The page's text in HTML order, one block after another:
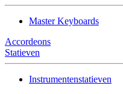
Master Keyboards
Accordeons
Statieven
Instrumentenstatieven